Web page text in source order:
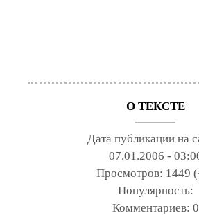
О ТЕКСТЕ
Дата публикации на
07.01.2006 -
Просмотров: 1449
Популярность:
Комментариев: 0